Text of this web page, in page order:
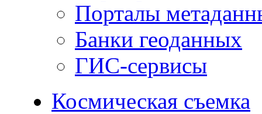
Порталы
Банки геоданных
ГИС-сервисы
Космическая съемка